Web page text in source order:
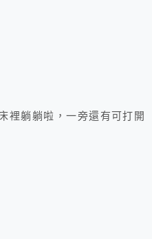
裡躺躺啦，一旁還有可打開